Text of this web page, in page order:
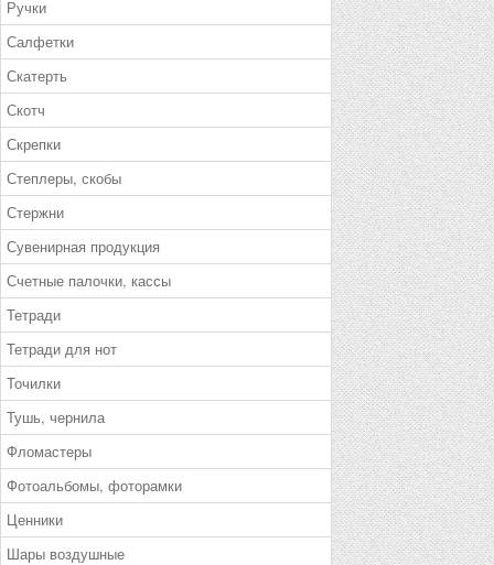
Ручки
Салфетки
Скатерть
Скотч
Скрепки
Степлеры, скобы
Стержни
Сувенирная продукция
Счетные палочки, кассы
Тетради
Тетради для нот
Точилки
Тушь, чернила
Фломастеры
Фотоальбомы, фоторамки
Ценники
Шары воздушные